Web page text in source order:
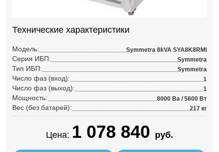
Технические характеристики
Модель: Symmetra 8kVA SYA8K8RMI
Серия ИБП: Symmetra
Тип ИБП: Symmetra
Число фаз (вход): 1
Число фаз (выход): 1
Мощность: 8000 Ва / 5600 Вт
Вес (без батарей): 217 кг
Цена: 1 078 840 руб.